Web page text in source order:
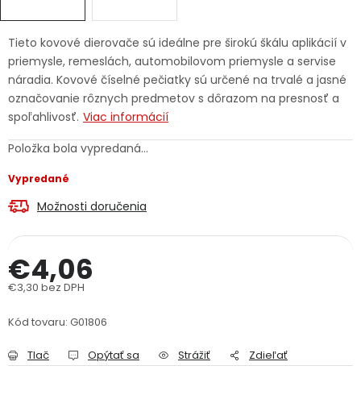
Servis náradia Hodnotenie obchodu
Doprava a platba Váš zákaznícky účet
Kontakty
Reklamačný formulár
Obchodné podmienky Reklamačný poriadok
Podmienky ochrany osobných údajov
Tieto kovové dierovače sú ideálne pre širokú škálu aplikácií v
priemysle, remeslách, automobilovom priemysle a servise
náradia. Kovové číselné pečiatky sú určené na trvalé a jasné
označovanie rôznych predmetov s dôrazom na presnosť a
spoľahlivosť. Viac informácií
Položka bola vypredaná…
Vypredané
Možnosti doručenia
€4,06
€3,30 bez DPH
Kód tovaru: G01806
Tlač Opýtať sa Strážiť Zdieľať